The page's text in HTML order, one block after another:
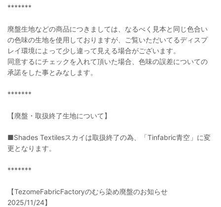
*******
廃盤生地などの商品につきましては、なるべく見本と同じ色合い
の色味の生地を使用しておりますが、ご覧いただいてるディスプ
レイ環境によって少し違って見える場合がございます。
同意するにチェックを入れて頂いた場合、色味の誤差についての
承諾をした事とみなします。
*******
【廃盤・取扱終了生地について】
■Shades Textilesスカイは取扱終了の為、「Tinfabric青空」に変
更となります。
*******
【TezomeFabricFactoryのむら染め廃盤のお知らせ
2025/11/24】